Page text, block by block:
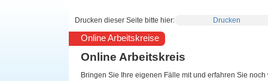
Drucken dieser Seite bitte hier: Drucken
Online Arbeitskreise
Online Arbeitskreis
Bringen Sie Ihre eigenen Fälle mit und erfahren Sie